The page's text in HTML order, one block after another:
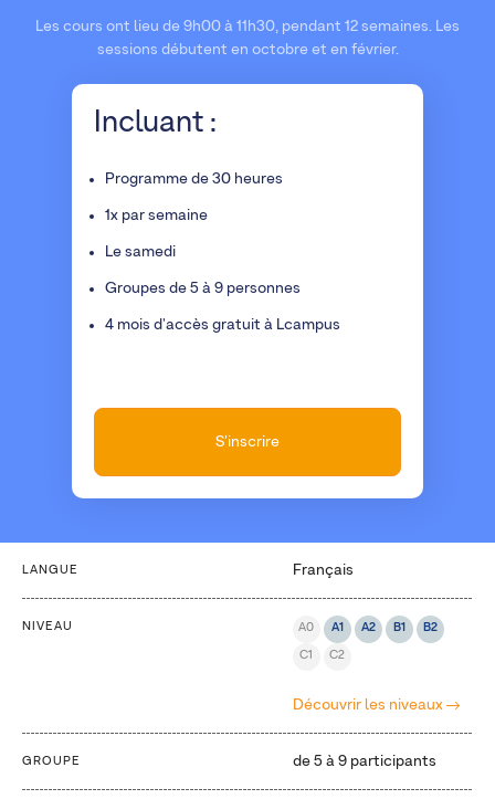
Les cours ont lieu de 9h00 à 11h30, pendant 12 semaines. Les
sessions débutent en octobre et en février.
Incluant :
Programme de 30 heures
1x par semaine
Le samedi
Groupes de 5 à 9 personnes
4 mois d'accès gratuit à Lcampus
S'inscrire
LANGUE Français
NIVEAU A0 A1 A2 B1 B2
C1 C2
Découvrir les niveaux
GROUPE de 5 à 9 participants